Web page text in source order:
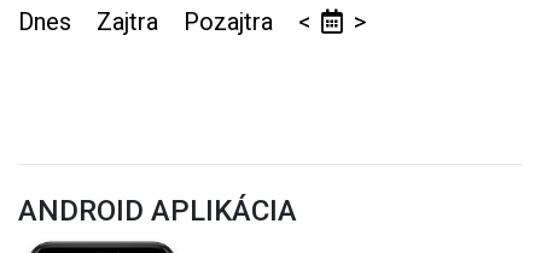
Dnes Zajtra Pozajtra < >
ANDROID APLIKÁCIA